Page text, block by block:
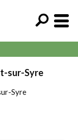
sur-Syre
Syre